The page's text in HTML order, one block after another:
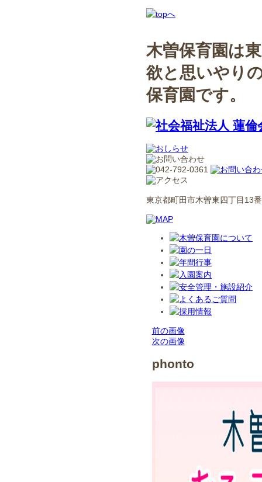
木曽保育園は
欲と思いやり
保育園です。
東京都町田市木曽東四丁目13
前の画像
次の画像
phonto